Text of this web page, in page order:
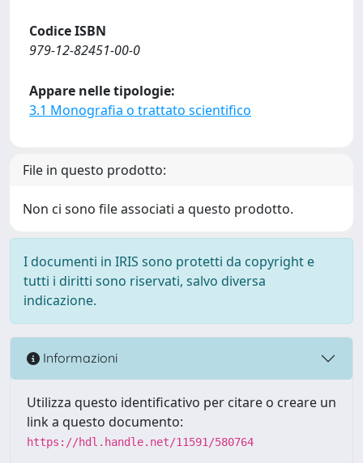
Codice ISBN
979-12-82451-00-0
Appare nelle tipologie:
3.1 Monografia o trattato scientifico
File in questo prodotto:
Non ci sono file associati a questo prodotto.
I documenti in IRIS sono protetti da copyright e
tutti i diritti sono riservati, salvo diversa
indicazione.
Informazioni
Utilizza questo identificativo per citare o creare un
link a questo documento:
https://hdl.handle.net/11591/580764